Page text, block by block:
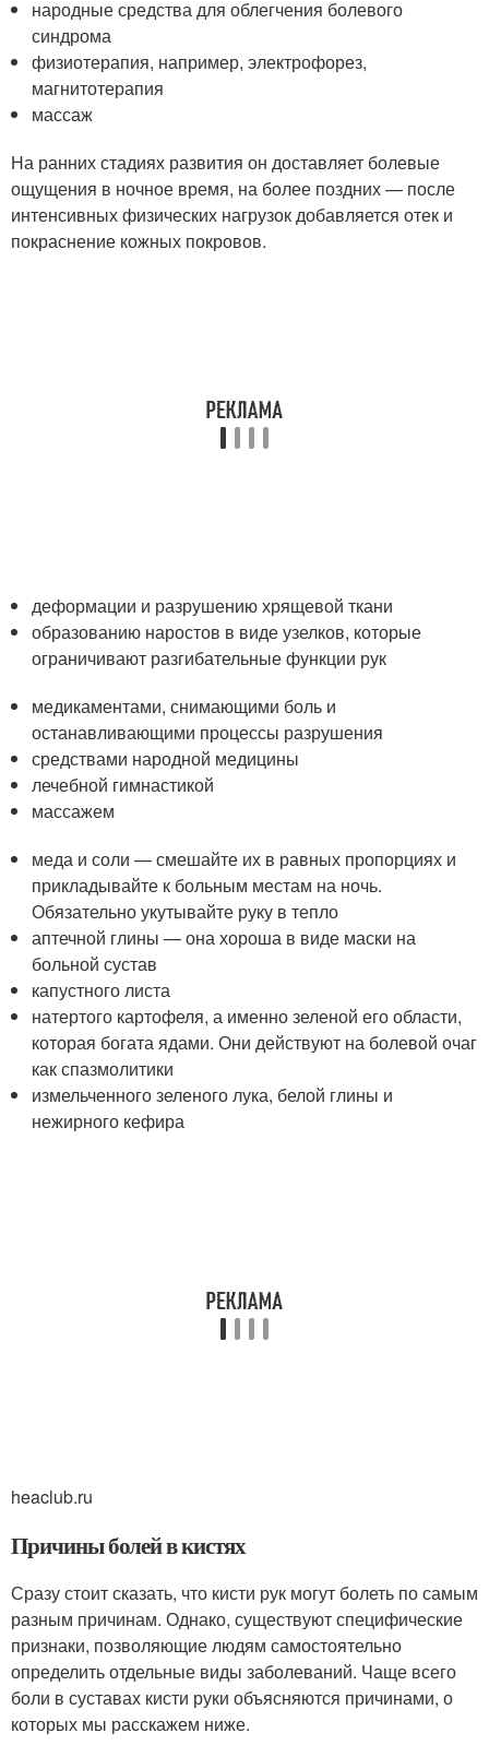
народные средства для облегчения болевого
синдрома
физиотерапия, например, электрофорез,
магнитотерапия
массаж
На ранних стадиях развития он доставляет болевые
ощущения в ночное время, на более поздних — после
интенсивных физических нагрузок добавляется отек и
покраснение кожных покровов.
деформации и разрушению хрящевой ткани
образованию наростов в виде узелков, которые
ограничивают разгибательные функции рук
медикаментами, снимающими боль и
останавливающими процессы разрушения
средствами народной медицины
лечебной гимнастикой
массажем
меда и соли — смешайте их в равных пропорциях и
прикладывайте к больным местам на ночь.
Обязательно укутывайте руку в тепло
аптечной глины — она хороша в виде маски на
больной сустав
капустного листа
натертого картофеля, а именно зеленой его области,
которая богата ядами. Они действуют на болевой очаг
как спазмолитики
измельченного зеленого лука, белой глины и
нежирного кефира
heaclub.ru
Причины болей в кистях
Сразу стоит сказать, что кисти рук могут болеть по самым
разным причинам. Однако, существуют специфические
признаки, позволяющие людям самостоятельно
определить отдельные виды заболеваний. Чаще всего
боли в суставах кисти руки объясняются причинами, о
которых мы расскажем ниже.